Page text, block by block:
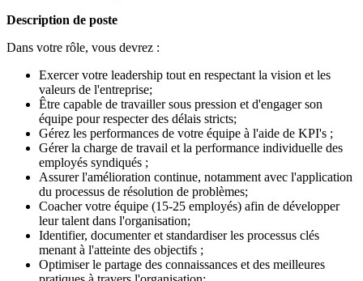
Description de poste
Dans votre rôle, vous devrez :
Exercer votre leadership tout en respectant la vision et les
valeurs de l'entreprise;
Être capable de travailler sous pression et d'engager son
équipe pour respecter des délais stricts;
Gérez les performances de votre équipe à l'aide de KPI's ;
Gérer la charge de travail et la performance individuelle des
employés syndiqués ;
Assurer l'amélioration continue, notamment avec l'application
du processus de résolution de problèmes;
Coacher votre équipe (15-25 employés) afin de développer
leur talent dans l'organisation;
Identifier, documenter et standardiser les processus clés
menant à l'atteinte des objectifs ;
Optimiser le partage des connaissances et des meilleures